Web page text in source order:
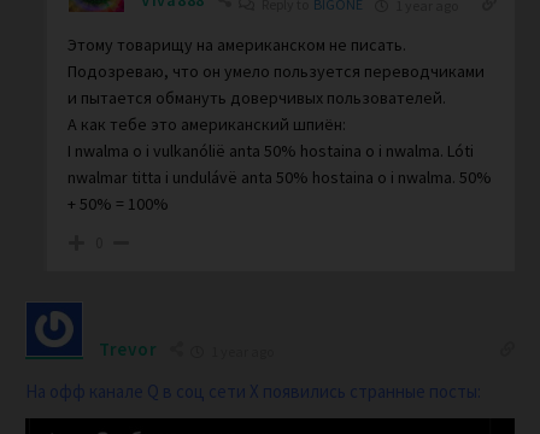
BIGONE
Этому товарищу на американском не писать.
Подозреваю, что он умело пользуется переводчиками
и пытается обмануть доверчивых пользователей.
А как тебе это американский шпиён:
I nwalma o i vulkanólië anta 50% hostaina o i nwalma. Lóti
nwalmar titta i undulávë anta 50% hostaina o i nwalma. 50%
+ 50% = 100%
Trevor
На офф канале Q в соц сети Х появились странные посты: